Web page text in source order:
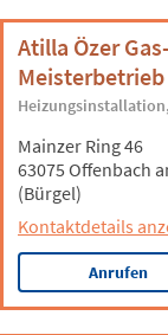
Atilla Özer
Meisterbetrieb
Heizungsinstallation
Mainzer Ring 46
63075 Offenbach
(Bürgel)
Kontaktdetails
Anrufen